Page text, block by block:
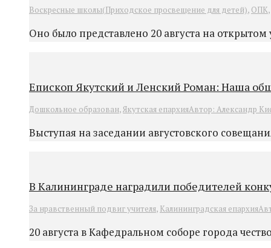
Воскресные школы(Приходское просвещение для детей), ОПК,
Оно было представлено 20 августа на
Епископ Якутский и Ленский Роман: Наша
Дошкольное образован,Якутская епархияАвтор: Александр
Выступая на заседании августовского
В Калининграде наградили победителей
За нравственный подвиг учителя, Калининградская епархия
20 августа в Кафедральном соборе города